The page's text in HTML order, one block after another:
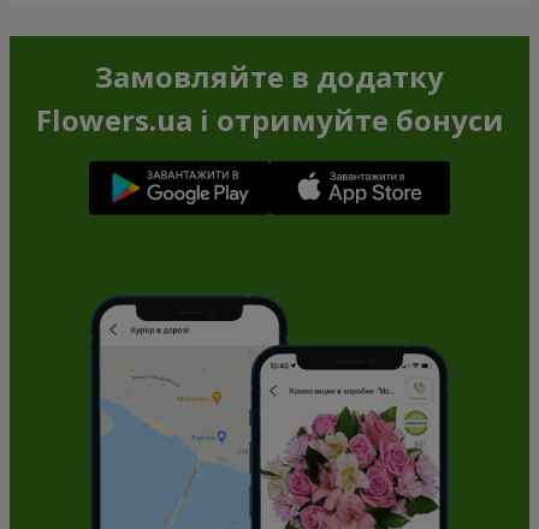
Замовляйте в додатку
Flowers.ua і отримуйте бонуси